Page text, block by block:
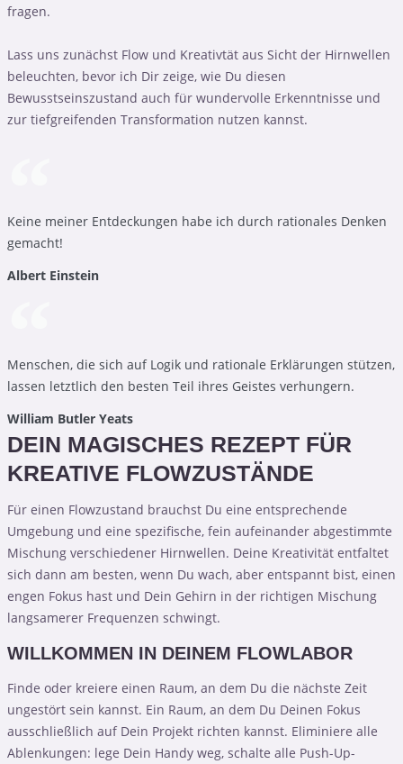
fragen.
Lass uns zunächst Flow und Kreativtät aus Sicht der Hirnwellen
beleuchten, bevor ich Dir zeige, wie Du diesen
Bewusstseinszustand auch für wundervolle Erkenntnisse und
zur tiefgreifenden Transformation nutzen kannst.
Keine meiner Entdeckungen habe ich durch rationales Denken
gemacht!
Albert Einstein
Menschen, die sich auf Logik und rationale Erklärungen stützen,
lassen letztlich den besten Teil ihres Geistes verhungern.
William Butler Yeats
DEIN MAGISCHES REZEPT FÜR
KREATIVE FLOWZUSTÄNDE
Für einen Flowzustand brauchst Du eine entsprechende
Umgebung und eine spezifische, fein aufeinander abgestimmte
Mischung verschiedener Hirnwellen. Deine Kreativität entfaltet
sich dann am besten, wenn Du wach, aber entspannt bist, einen
engen Fokus hast und Dein Gehirn in der richtigen Mischung
langsamerer Frequenzen schwingt.
WILLKOMMEN IN DEINEM FLOWLABOR
Finde oder kreiere einen Raum, an dem Du die nächste Zeit
ungestört sein kannst. Ein Raum, an dem Du Deinen Fokus
ausschließlich auf Dein Projekt richten kannst. Eliminiere alle
Ablenkungen: lege Dein Handy weg, schalte alle Push-Up-